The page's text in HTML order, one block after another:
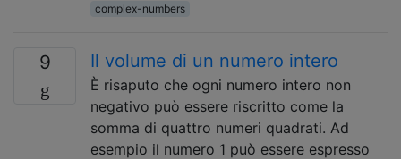
complex-numbers
9 Il volume di un numero intero
È risaputo che ogni numero intero non
negativo può essere riscritto come la
somma di quattro numeri quadrati. Ad
esempio il numero 1 può essere espresso